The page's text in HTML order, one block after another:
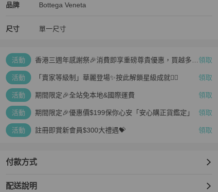
品牌
Bottega Veneta精品女包品牌介紹
Bottega Veneta
Bottega Veneta推薦清單
尺寸 單一尺寸
活動
香港三週年感謝祭🎉消費即享重磅尊貴優惠，買越多、 領取
活動 「賣家等級制」華麗登場✨按此解鎖星級成就👆🏻 領取
活動 期間限定🎉全站免本地&國際運費 領取
活動 期間限定🎉優惠價$199保你心安「安心購正貨鑑定」 領取
活動 註冊即賞新會員$300大禮遇💝 領取
付款方式
配送說明